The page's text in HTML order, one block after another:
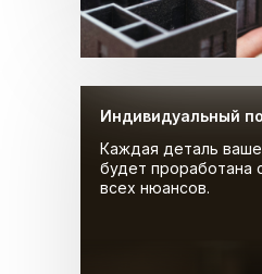
Каждая деталь
будет проработана
всех нюансов.
Индивидуальный